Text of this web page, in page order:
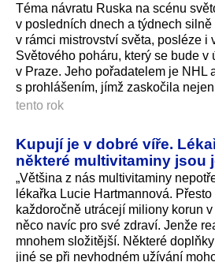
Téma návratu Ruska na scénu
v posledních dnech a týdnech
v rámci mistrovství světa, posléze i
Světového poháru, který se bude v
v Praze. Jeho pořadatelem je NHL
s prohlášením, jímž zaskočila
tento rok
Kupují je v dobré víře.
některé multivitaminy jsou
„Většina z nás multivitaminy
lékařka Lucie Hartmannová.
každoročně utrácejí miliony korun
něco navíc pro své zdraví. Jenže
mnohem složitější. Některé
jiné se při nevhodném užívání